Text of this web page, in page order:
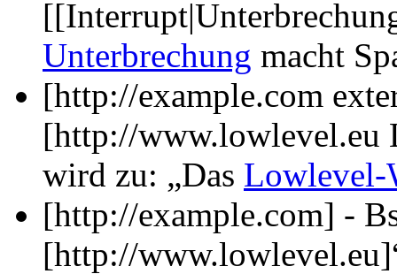
Unterbrechung macht
[http://example.com
[http://www.lowlevel.eu
wird zu: „Das
[http://example.com] -
[http://